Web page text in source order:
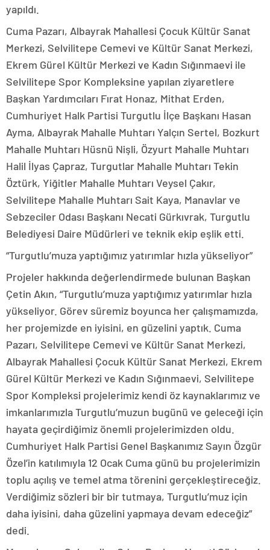
yapıldı.
Cuma Pazarı, Albayrak Mahallesi Çocuk Kültür Sanat
Merkezi, Selvilitepe Cemevi ve Kültür Sanat Merkezi,
Ekrem Gürel Kültür Merkezi ve Kadın Sığınmaevi ile
Selvilitepe Spor Kompleksine yapılan ziyaretlere
Başkan Yardımcıları Fırat Honaz, Mithat Erden,
Cumhuriyet Halk Partisi Turgutlu İlçe Başkanı Hasan
Ayma, Albayrak Mahalle Muhtarı Yalçın Sertel, Bozkurt
Mahalle Muhtarı Hüsnü Nişli, Özyurt Mahalle Muhtarı
Halil İlyas Çapraz, Turgutlar Mahalle Muhtarı Tekin
Öztürk, Yiğitler Mahalle Muhtarı Veysel Çakır,
Selvilitepe Mahalle Muhtarı Sait Kaya, Manavlar ve
Sebzeciler Odası Başkanı Necati Gürkıvrak, Turgutlu
Belediyesi Daire Müdürleri ve teknik ekip eşlik etti.
“Turgutlu’muza yaptığımız yatırımlar hızla yükseliyor”
Projeler hakkında değerlendirmede bulunan Başkan
Çetin Akın, “Turgutlu’muza yaptığımız yatırımlar hızla
yükseliyor. Görev süremiz boyunca her çalışmamızda,
her projemizde en iyisini, en güzelini yaptık. Cuma
Pazarı, Selvilitepe Cemevi ve Kültür Sanat Merkezi,
Albayrak Mahallesi Çocuk Kültür Sanat Merkezi, Ekrem
Gürel Kültür Merkezi ve Kadın Sığınmaevi, Selvilitepe
Spor Kompleksi projelerimiz kendi öz kaynaklarımız ve
imkanlarımızla Turgutlu’muzun bugünü ve geleceği için
hayata geçirdiğimiz önemli projelerimizden oldu.
Cumhuriyet Halk Partisi Genel Başkanımız Sayın Özgür
Özel’in katılımıyla 12 Ocak Cuma günü bu projelerimizin
toplu açılış ve temel atma törenini gerçekleştireceğiz.
Verdiğimiz sözleri bir bir tutmaya, Turgutlu’muz için
daha iyisini, daha güzelini yapmaya devam edeceğiz”
dedi.